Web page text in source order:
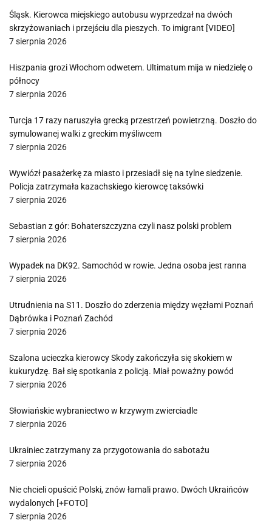
Śląsk. Kierowca miejskiego autobusu wyprzedzał na dwóch
skrzyżowaniach i przejściu dla pieszych. To imigrant [VIDEO]
7 sierpnia 2026
Hiszpania grozi Włochom odwetem. Ultimatum mija w niedzielę o
północy
7 sierpnia 2026
Turcja 17 razy naruszyła grecką przestrzeń powietrzną. Doszło do
symulowanej walki z greckim myśliwcem
7 sierpnia 2026
Wywiózł pasażerkę za miasto i przesiadł się na tylne siedzenie.
Policja zatrzymała kazachskiego kierowcę taksówki
7 sierpnia 2026
Sebastian z gór: Bohaterszczyzna czyli nasz polski problem
7 sierpnia 2026
Wypadek na DK92. Samochód w rowie. Jedna osoba jest ranna
7 sierpnia 2026
Utrudnienia na S11. Doszło do zderzenia między węzłami Poznań
Dąbrówka i Poznań Zachód
7 sierpnia 2026
Szalona ucieczka kierowcy Skody zakończyła się skokiem w
kukurydzę. Bał się spotkania z policją. Miał poważny powód
7 sierpnia 2026
Słowiańskie wybraniectwo w krzywym zwierciadle
7 sierpnia 2026
Ukrainiec zatrzymany za przygotowania do sabotażu
7 sierpnia 2026
Nie chcieli opuścić Polski, znów łamali prawo. Dwóch Ukraińców
wydalonych [+FOTO]
7 sierpnia 2026